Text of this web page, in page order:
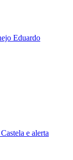
Eduardo
e alerta